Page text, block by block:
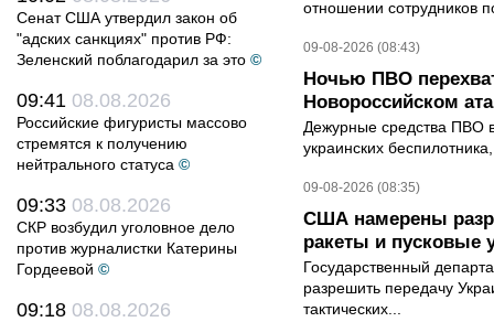
Сенат США утвердил закон об
"адских санкциях" против РФ:
Зеленский поблагодарил за это ©
09:41 08.08.2026
Российские фигуристы массово
стремятся к получению
нейтрального статуса ©
09:33 08.08.2026
СКР возбудил уголовное дело
против журналистки Катерины
Гордеевой ©
09:18 08.08.2026
отношении сотрудников
09-08-2026 (08:43)
Ночью ПВО
Новороссийском
Дежурные средства ПВО
украинских
09-08-2026 (08:35)
США намерены
ракеты и пусковые
Государственный
разрешить передачу
тактических...